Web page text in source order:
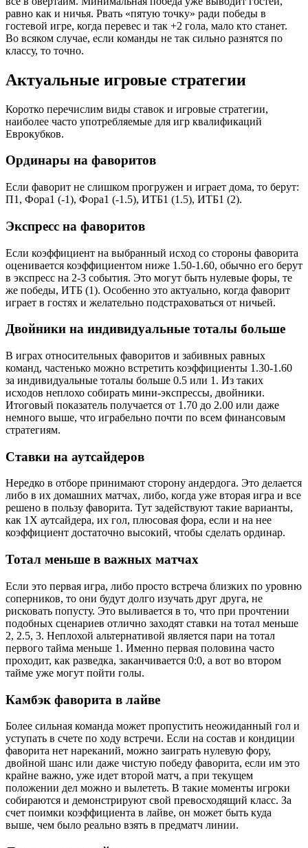
равно как и ничья. Рвать «пятую точку» ради победы в
гостевой игре, когда перевес и так +2 гола, мало кто станет.
Во всяком случае, если команды не так сильно разнятся по
классу, то точно.
Актуальные игровые стратегии
Коротко перечислим виды ставок и игровые стратегии,
наиболее часто употребляемые для игр квалификаций
Еврокубков.
Ординары на фаворитов
Если фаворит не слишком прогружен и играет дома, то берут:
П1, Фора1 (-1), Фора1 (-1.5), ИТБ1 (1.5), ИТБ1 (2).
Экспресс на фаворитов
Если коэффициент на выбранный исход со стороны фаворита
оценивается коэффициентом ниже 1.50-1.60, обычно его берут
в экспресс на 2-3 события. Это могут быть нулевые форы, те
же победы, ИТБ (1). Особенно это актуально, когда фаворит
играет в гостях и желательно подстраховаться от ничьей.
Двойники на индивидуальные тоталы больше
В играх относительных фаворитов и забивных равных
команд, частенько можно встретить коэффициенты 1.30-1.60
за индивидуальные тоталы больше 0.5 или 1. Из таких
исходов неплохо собирать мини-экспрессы, двойники.
Итоговый показатель получается от 1.70 до 2.00 или даже
немного выше, что играбельно почти по всем финансовым
стратегиям.
Ставки на аутсайдеров
Нередко в отборе принимают сторону андердога. Это делается
либо в их домашних матчах, либо, когда уже вторая игра и все
решено в пользу фаворита. Тут задействуют такие варианты,
как 1Х аутсайдера, их гол, плюсовая фора, если и на нее
коэффициент достаточно высокий, чтобы сделать ординар.
Тотал меньше в важных матчах
Если это первая игра, либо просто встреча близких по уровню
соперников, то они будут долго изучать друг друга, не
рисковать попусту. Это выливается в то, что при прочтении
подобных сценариев отлично заходят ставки на тотал меньше
2, 2.5, 3. Неплохой альтернативой является пари на тотал
первого тайма меньше 1. Именно первая половина часто
проходит, как разведка, заканчивается 0:0, а вот во втором
тайме уже могут пойти голы.
Камбэк фаворита в лайве
Более сильная команда может пропустить неожиданный гол и
уступать в счете по ходу встречи. Если на состав и кондиции
фаворита нет нареканий, можно заиграть нулевую фору,
двойной шанс или даже чистую победу фаворита, если им это
крайне важно, уже идет второй матч, а при текущем
положении дел можно и вылететь. В такие моменты игроки
собираются и демонстрируют свой превосходящий класс. За
счет поимки коэффициента в лайве, он может быть куда
выше, чем было реально взять в предматч линии.